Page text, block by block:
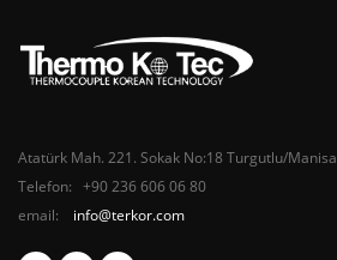
Atatürk Mah. 221. Sokak No:18 Turgutlu/Manisa
Telefon: +90 236 606 06 80
email: info@terkor.com